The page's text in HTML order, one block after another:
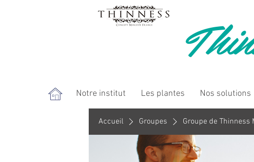
Notre institut Les plantes Nos solutions
Accueil Groupes Groupe de Thinness